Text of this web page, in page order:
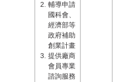
輔導申請
國科會、
經濟部等
政府補助
創業計畫
提供廠商
會員專業
諮詢服務